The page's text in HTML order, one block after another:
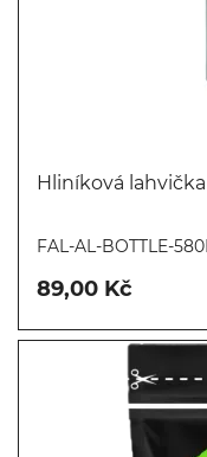
Hliníková
FAL-AL-BOTTLE-
89,00 Kč